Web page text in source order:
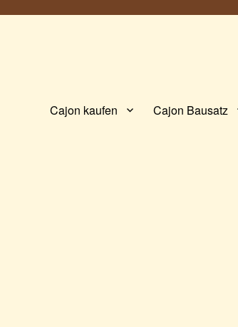
Cajon kaufen Cajon Bausatz